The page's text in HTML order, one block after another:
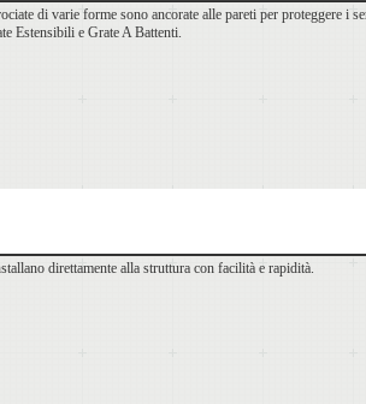
di varie forme sono ancorate alle pareti per proteggere i
Estensibili e Grate A Battenti.
direttamente alla struttura con facilità e rapidità.